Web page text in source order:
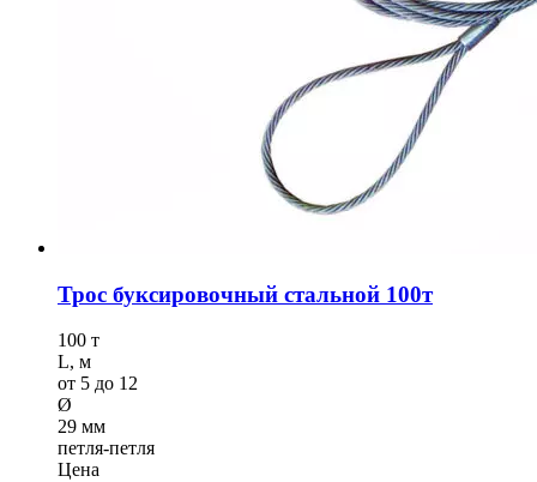
Трос буксировочный стальной 100т
100 т
L, м
от 5 до 12
Ø
29 мм
петля-петля
Цена